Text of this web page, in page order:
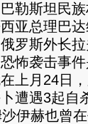
勒斯坦民
亚总理巴
罗斯外长
袭击事件
上月24日
遭遇3起自
伊赫也曾